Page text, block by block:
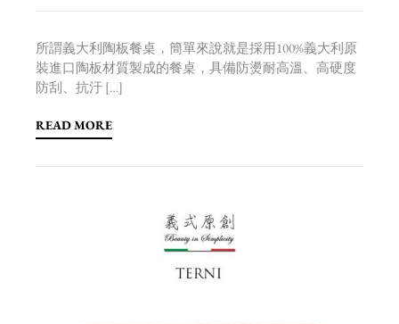
所謂義大利陶板餐桌，簡單來說就是採用100%義大利原
裝進口陶板材質製成的餐桌，具備防燙耐高溫、高硬度
防刮、抗汙 […]
READ MORE